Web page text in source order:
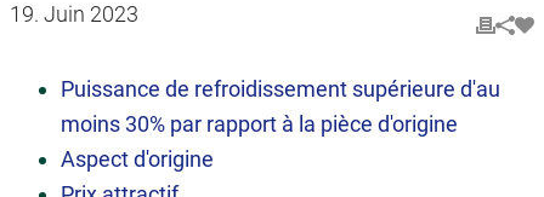
19. Juin 2023
Puissance de refroidissement supérieure d'au
moins 30% par rapport à la pièce d'origine
Aspect d'origine